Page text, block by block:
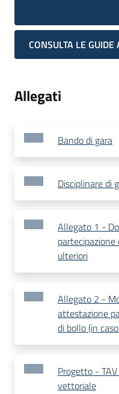
CONSULTA LE GUIDE
Allegati
Bando di gara
Disciplinare di
Allegato 1 -
partecipazione
ulteriori
Allegato 2 -
attestazione
di bollo (in
Progetto -
vettoriale